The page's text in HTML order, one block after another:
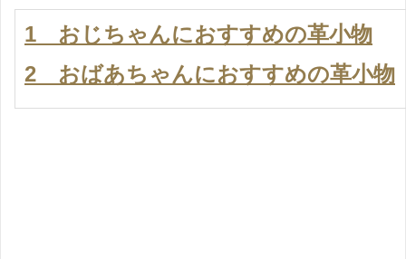
1 おじちゃんにおすすめの革小物
2 おばあちゃんにおすすめの革小物